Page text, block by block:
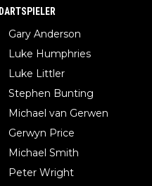
DARTSPIELER
Gary Anderson
Luke Humphries
Luke Littler
Stephen Bunting
Michael van Gerwen
Gerwyn Price
Michael Smith
Peter Wright